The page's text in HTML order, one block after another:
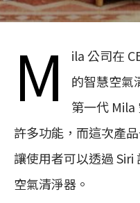
M
ila 公司在
的智慧空氣
第一代 Mila
許多功能，而這次產
讓使用者可以透過
空氣清淨器。